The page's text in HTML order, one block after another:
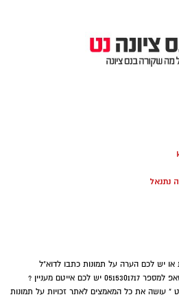
13: האופוזיציה שומרת על רוב כללי,
נחלש
כי נפילת מפלגת
לאחוז החסימה - שוחקת
לרע"מ ועבאס, עשויים
להגדיל את ייצוג המפלגות הערביות עד ל-15
נתנאל
יש לכם הערה על תמונות כתבו לדוא"ל
או בווטסאפ למספר 0515301717 יש לכם אייטם מעניין ?
" עושה את כל המאמצים לאתר זכויות על תמונות